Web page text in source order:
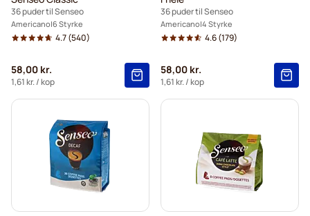
36 puder til Senseo
Americano 6 Styrke
4.7(540)
58,00 kr.
1,61 kr./ kop
36 puder til Senseo
Americano 4 Styrke
4.6(179)
58,00 kr.
1,61 kr./ kop